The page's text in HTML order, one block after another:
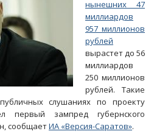
нынешних 47
миллиардов
957 миллионов
рублей
вырастет до 56
миллиардов
250 миллионов
рублей. Такие
слушаниях по проекту
первый зампред губернского
сообщаетИА «Версия-Саратов».